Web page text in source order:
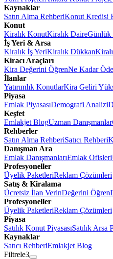
Kaynaklar
Satın Alma RehberiKonut Kredisi
Konut
Kiralık KonutKiralık DaireGünlük
İş Yeri & Arsa
Kiralık İş YeriKiralık Dükkan
Kiracı Araçları
Kira Değerini ÖğrenNe Kadar
İlanlar
Yatırımlık KonutlarKira Geliri
Piyasa
Emlak PiyasasıDemografi Analizi
Keşfet
Emlakjet BlogUzman Danışmanlar
Rehberler
Satın Alma RehberiSatıcı Rehberi
Danışman Ara
Emlak DanışmanlarıEmlak Ofisleri
Profesyoneller
Üyelik PaketleriReklam Çözümleri
Satış & Kiralama
Ücretsiz İlan VerinDeğerini Öğren
Profesyoneller
Üyelik PaketleriReklam Çözümleri
Piyasa
Satılık Konut PiyasasıSatılık Arsa
Kaynaklar
Satıcı RehberiEmlakjet Blog
Filtrele3